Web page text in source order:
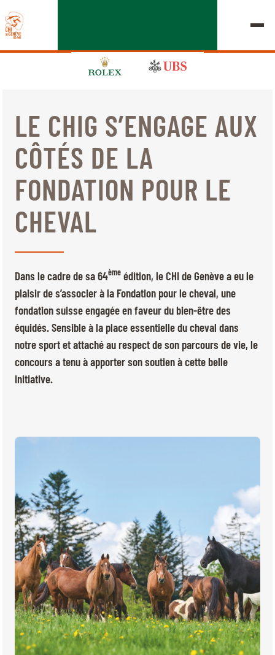
ÉDITION 2026
LE CHIG
MULTIMÉDIA
LIENS RAPIDES
ACCUEIL
DÉPARTS & RÉSULTATS
BILLETTERIE
BÉNÉVOLES
MÉDIAS
FR EN
Jeudi, 17 Septembre 2026
LE CHIG S’ENGAGE AUX
CÔTÉS DE LA
FONDATION POUR LE
CHEVAL
Dans le cadre de sa 64ème édition, le CHI de Genève a eu le
plaisir de s’associer à la Fondation pour le cheval, une
fondation suisse engagée en faveur du bien-être des
équidés. Sensible à la place essentielle du cheval dans
notre sport et attaché au respect de son parcours de vie, le
concours a tenu à apporter son soutien à cette belle
initiative.